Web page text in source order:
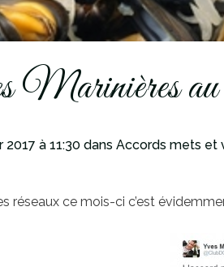
Marinières
2017 à 11:30 dans Accords mets et
réseaux ce mois-ci c’est